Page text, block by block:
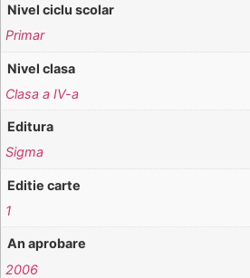
Nivel ciclu scolar
Primar
Nivel clasa
Clasa a IV-a
Editura
Sigma
Editie carte
1
An aprobare
2006